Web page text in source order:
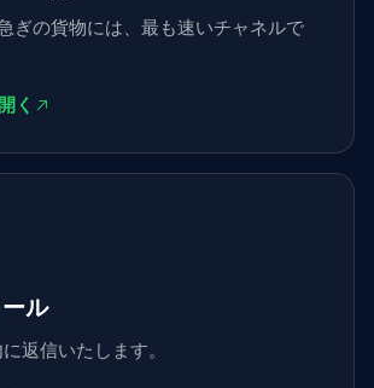
ぎの貨物には、最も速いチャネルで
く
ル
返信いたします。